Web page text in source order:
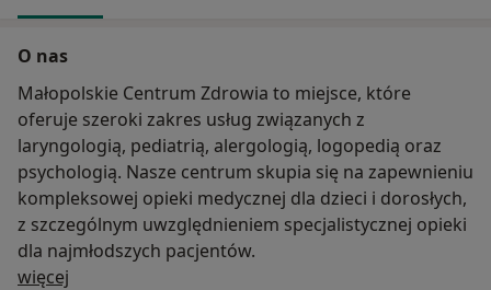
O nas
Małopolskie Centrum Zdrowia to miejsce, które
oferuje szeroki zakres usług związanych z
laryngologią, pediatrią, alergologią, logopedią oraz
psychologią. Nasze centrum skupia się na zapewnieniu
kompleksowej opieki medycznej dla dzieci i dorosłych,
z szczególnym uwzględnieniem specjalistycznej opieki
dla najmłodszych pacjentów.
więcej